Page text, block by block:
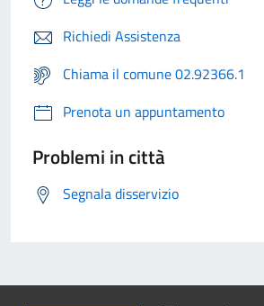
Richiedi Assistenza
Chiama il comune 02.92366.1
Prenota un appuntamento
Problemi in città
Segnala disservizio